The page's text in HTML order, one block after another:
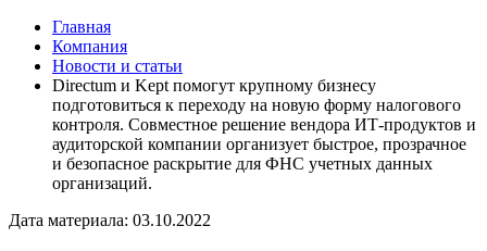
Главная
Компания
Новости и статьи
Directum и Kept помогут крупному бизнесу
подготовиться к переходу на новую форму налогового
контроля. Совместное решение вендора ИТ-продуктов и
аудиторской компании организует быстрое, прозрачное
и безопасное раскрытие для ФНС учетных данных
организаций.
Дата материала: 03.10.2022